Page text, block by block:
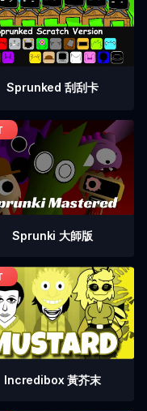
Sprunked 刮刮卡
Sprunki 大師版
Incredibox 黃芥末